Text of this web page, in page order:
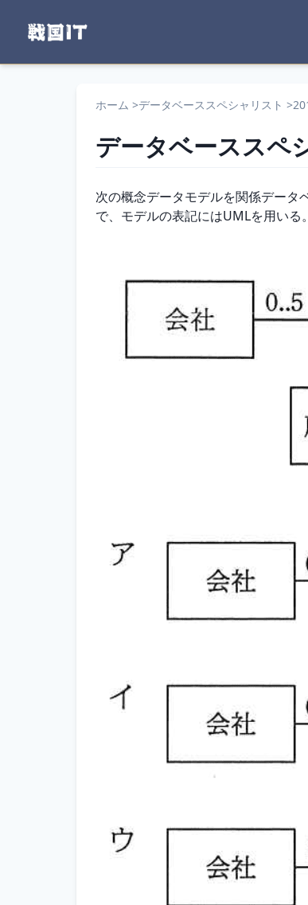
ホーム >データベーススペシャリスト >
データベーススペ
問題文
次の概念データモデルを関係データ
で、モデルの表記にはUMLを用いる。